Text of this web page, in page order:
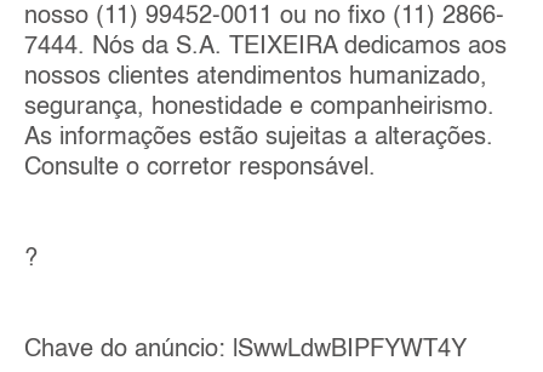
nosso (11) 99452-0011 ou no fixo (11) 2866-
7444. Nós da S.A. TEIXEIRA dedicamos aos
nossos clientes atendimentos humanizado,
segurança, honestidade e companheirismo.
As informações estão sujeitas a alterações.
Consulte o corretor responsável.
?
Chave do anúncio: lSwwLdwBIPFYWT4Y